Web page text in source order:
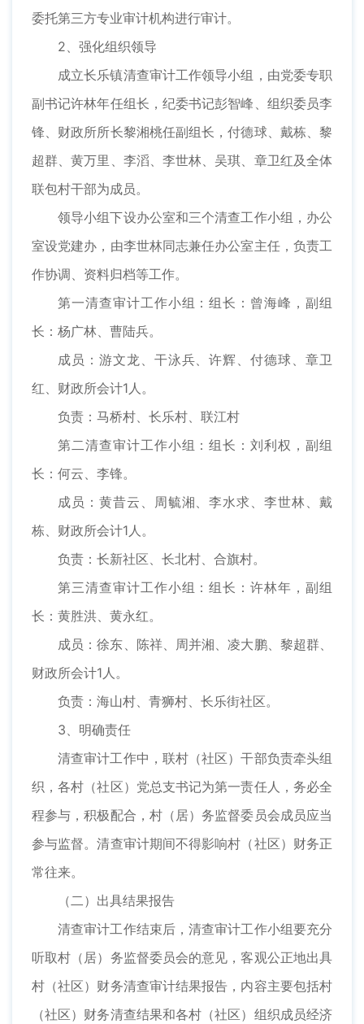
委托第三方专业审计机构进行审计。
2、强化组织领导
成立长乐镇清查审计工作领导小组，由党委专职
副书记许林年任组长，纪委书记彭智峰、组织委员李
锋、财政所所长黎湘桃任副组长，付德球、戴栋、黎
超群、黄万里、李滔、李世林、吴琪、章卫红及全体
联包村干部为成员。
领导小组下设办公室和三个清查工作小组，办公
室设党建办，由李世林同志兼任办公室主任，负责工
作协调、资料归档等工作。
第一清查审计工作小组：组长：曾海峰，副组
长：杨广林、曹陆兵。
成员：游文龙、干泳兵、许辉、付德球、章卫
红、财政所会计1人。
负责：马桥村、长乐村、联江村
第二清查审计工作小组：组长：刘利权，副组
长：何云、李锋。
成员：黄昔云、周毓湘、李水求、李世林、戴
栋、财政所会计1人。
负责：长新社区、长北村、合旗村。
第三清查审计工作小组：组长：许林年，副组
长：黄胜洪、黄永红。
成员：徐东、陈祥、周并湘、凌大鹏、黎超群、
财政所会计1人。
负责：海山村、青狮村、长乐街社区。
3、明确责任
清查审计工作中，联村（社区）干部负责牵头组
织，各村（社区）党总支书记为第一责任人，务必全
程参与，积极配合，村（居）务监督委员会成员应当
参与监督。清查审计期间不得影响村（社区）财务正
常往来。
（二）出具结果报告
清查审计工作结束后，清查审计工作小组要充分
听取村（居）务监督委员会的意见，客观公正地出具
村（社区）财务清查审计结果报告，内容主要包括村
（社区）财务清查结果和各村（社区）组织成员经济